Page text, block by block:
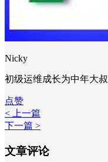
Nicky
初级运维成长为中年大叔
点赞
< 上一篇
下一篇 >
文章评论